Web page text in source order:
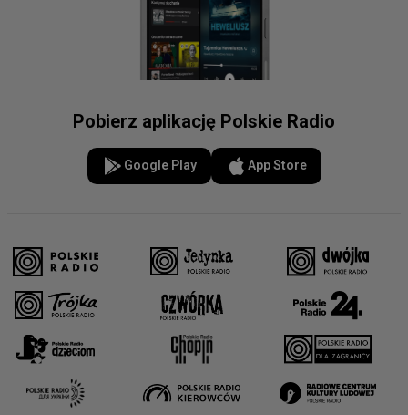
Pobierz aplikację Polskie Radio
Google Play App Store